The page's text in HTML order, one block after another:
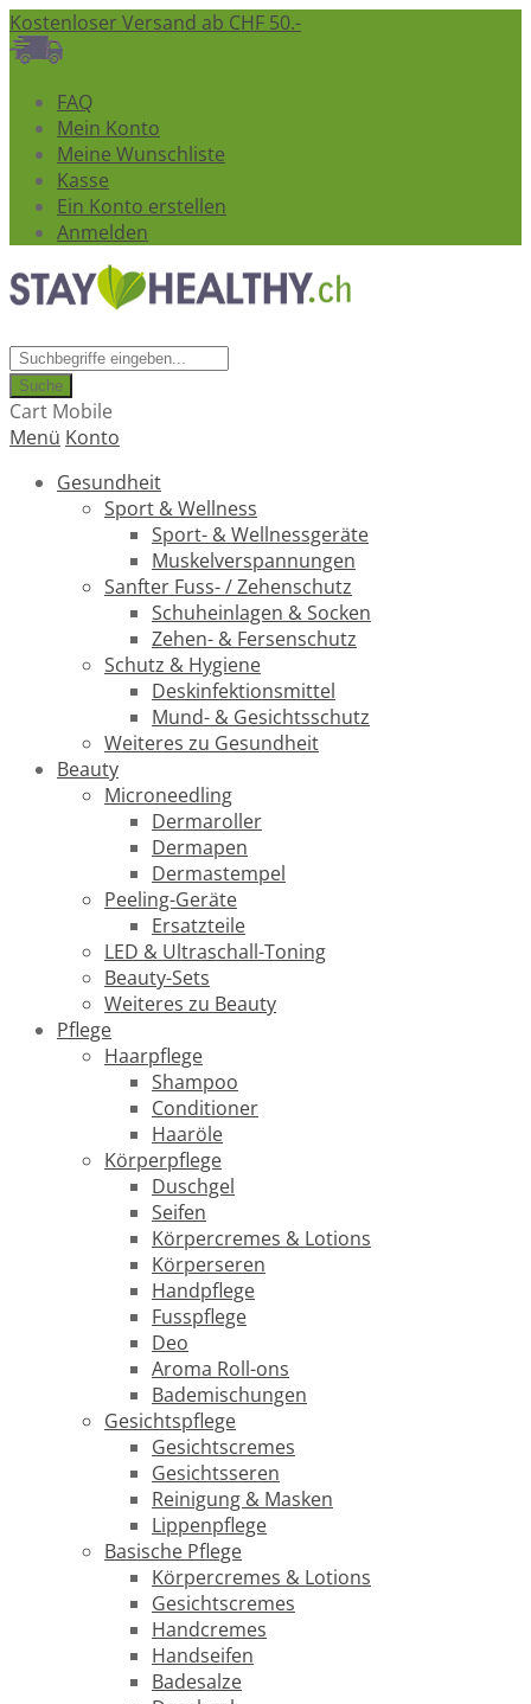
Kostenloser Versand ab CHF 50.-
FAQ
Mein Konto
Meine Wunschliste
Kasse
Ein Konto erstellen
Anmelden
Suche
Cart Mobile
Menü Konto
Gesundheit
Sport & Wellness
Sport- & Wellnessgeräte
Muskelverspannungen
Sanfter Fuss- / Zehenschutz
Schuheinlagen & Socken
Zehen- & Fersenschutz
Schutz & Hygiene
Deskinfektionsmittel
Mund- & Gesichtsschutz
Weiteres zu Gesundheit
Beauty
Microneedling
Dermaroller
Dermapen
Dermastempel
Peeling-Geräte
Ersatzteile
LED & Ultraschall-Toning
Beauty-Sets
Weiteres zu Beauty
Pflege
Haarpflege
Shampoo
Conditioner
Haaröle
Körperpflege
Duschgel
Seifen
Körpercremes & Lotions
Körperseren
Handpflege
Fusspflege
Deo
Aroma Roll-ons
Bademischungen
Gesichtspflege
Gesichtscremes
Gesichtsseren
Reinigung & Masken
Lippenpflege
Basische Pflege
Körpercremes & Lotions
Gesichtscremes
Handcremes
Handseifen
Badesalze